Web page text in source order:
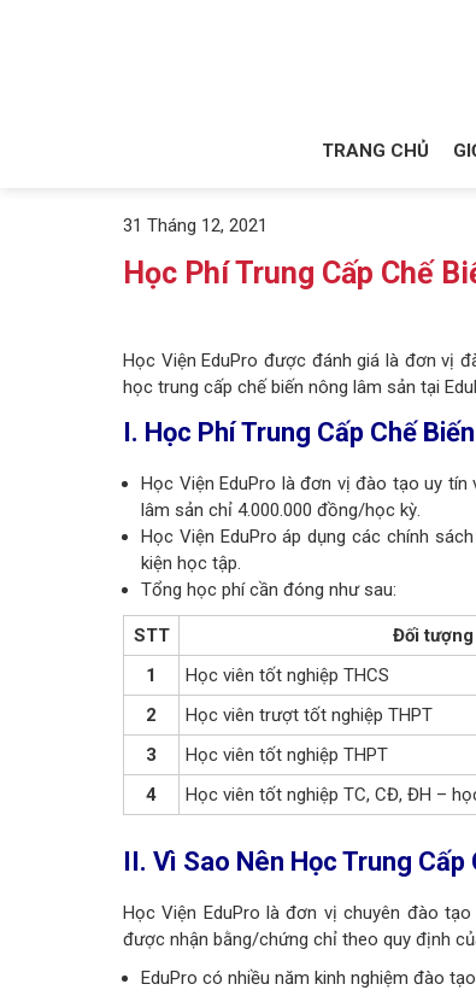
TRANG CHỦ
31 Tháng 12, 2021
Học Phí Trung Cấp Chế
Học Viện EduPro được đánh giá là đơn vị
học trung cấp chế biến nông lâm sản tại
I. Học Phí Trung Cấp Chế
Học Viện EduPro là đơn vị đào tạo uy
lâm sản chỉ 4.000.000 đồng/học kỳ.
Học Viện EduPro áp dụng các chính
kiện học tập.
Tổng học phí cần đóng như sau:
STT Đối tượng
1
Học viên tốt nghiệp THCS
2
Học viên trượt tốt nghiệp THPT
3
Học viên tốt nghiệp THPT
4
Học viên tốt nghiệp TC, CĐ, ĐH –
II. Vì Sao Nên Học Trung
Học Viện EduPro là đơn vị chuyên đào
được nhận bằng/chứng chỉ theo quy định
EduPro có nhiều năm kinh nghiệm đào